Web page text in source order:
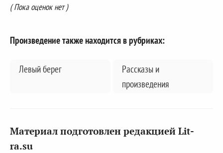
( Пока оценок нет )
Произведение также находится в рубриках:
Левый берег
Рассказы и
произведения
Материал подготовлен редакцией Lit-
ra.su